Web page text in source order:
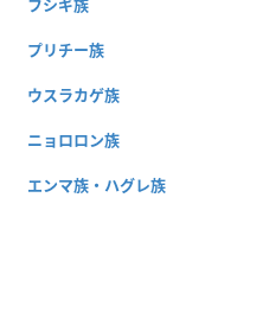
フシギ族
プリチー族
ウスラカゲ族
ニョロロン族
エンマ族・ハグレ族